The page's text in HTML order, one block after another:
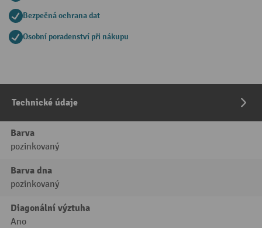
Bezpečná ochrana dat
Osobní poradenství při nákupu
Technické údaje
Barva
pozinkovaný
Barva dna
pozinkovaný
Diagonální výztuha
Ano